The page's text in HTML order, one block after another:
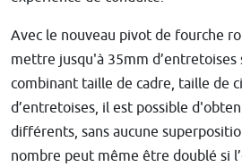
Avec le nouveau pivot de fourche
mettre jusqu'à 35mm d’entretoises
combinant taille de cadre, taille de
d’entretoises, il est possible
différents, sans aucune
nombre peut même être doublé si